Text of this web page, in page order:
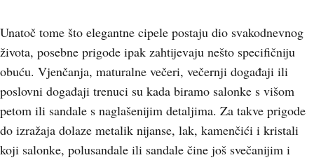
Unatoč tome što elegantne cipele postaju dio svakodnevnog
života, posebne prigode ipak zahtijevaju nešto specifičniju
obuću. Vjenčanja, maturalne večeri, večernji događaji ili
poslovni događaji trenuci su kada biramo salonke s višom
petom ili sandale s naglašenijim detaljima. Za takve prigode
do izražaja dolaze metalik nijanse, lak, kamenčići i kristali
koji salonke, polusandale ili sandale čine još svečanijim i